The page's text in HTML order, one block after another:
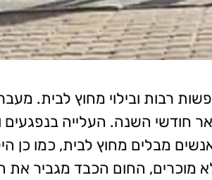
רבות ובילוי מחוץ לבית.
חודשי השנה. העלייה בנפגעים
מבלים מחוץ לבית, כמו כן
מוכרים, החום הכבד מגביר את